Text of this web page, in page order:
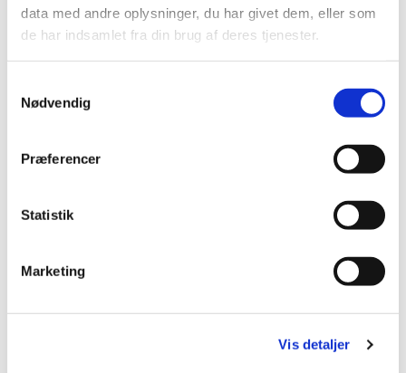
data med andre oplysninger, du har givet dem, eller som
de har indsamlet fra din brug af deres tjenester.
Nødvendig
Præferencer
Statistik
Marketing
Vis detaljer